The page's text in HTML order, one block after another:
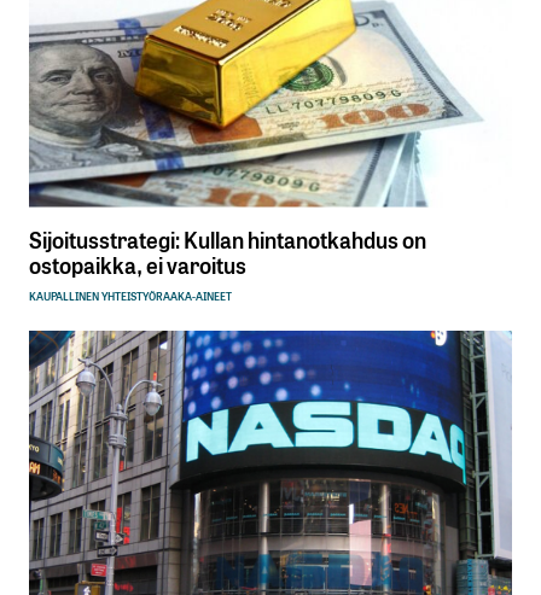
Sijoitusstrategi: Kullan hintanotkahdus on
ostopaikka, ei varoitus
KAUPALLINEN YHTEISTYÖRAAKA-AINEET